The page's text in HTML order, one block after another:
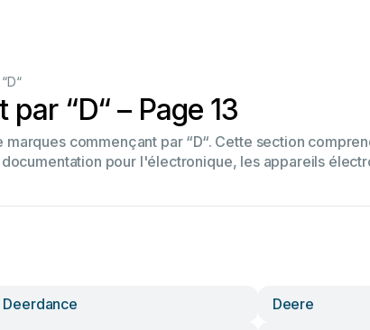
“D“ – Page 13
commençant par “D“. Cette section
pour l'électronique, les appareils
Deerdance
Deere